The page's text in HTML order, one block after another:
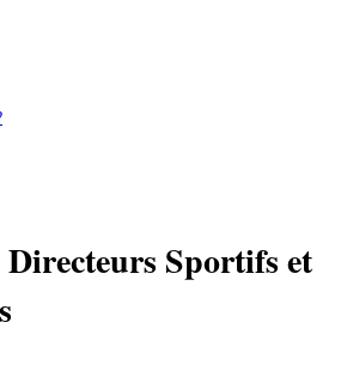
Directeurs Sportifs et